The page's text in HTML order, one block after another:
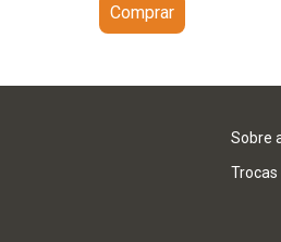
Comprar
Sobre
Trocas